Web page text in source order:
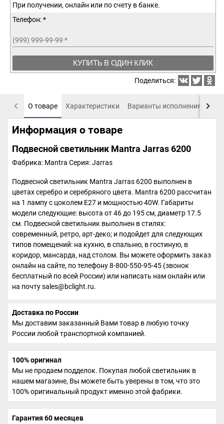
При получении, онлайн или по счету в банке.
Телефон: *
(999) 999-99-99 *
КУПИТЬ В ОДИН КЛИК
Поделиться:
О товаре Характеристики Варианты исполнения
Информация о товаре
Подвесной светильник Mantra Jarras 6200
Фабрика: Mantra Серия: Jarras
Подвесной светильник Mantra Jarras 6200 выполнен в
цветах серебро и серебряного цвета. Mantra 6200 рассчитан
на 1 лампу с цоколем E27 и мощностью 40W. Габариты
модели следующие: высота от 46 до 195 см, диаметр 17.5
см. Подвесной светильник выполнен в стилях:
современный, ретро, арт-деко; и подойдет для следующих
типов помещений: на кухню, в спальню, в гостиную, в
коридор, мансарда, над столом. Вы можете оформить заказ
онлайн на сайте, по телефону 8-800-550-95-45 (звонок
бесплатный по всей России) или написать нам онлайн или
на почту sales@bclight.ru.
Доставка по России
Мы доставим заказанный Вами товар в любую точку
России любой транспортной компанией.
100% оригинал
Мы не продаем подделок. Покупая любой светильник в
нашем магазине, Вы можете быть уверены в том, что это
100% оригинальный продукт именно этой фабрики.
Гарантия 60 месяцев